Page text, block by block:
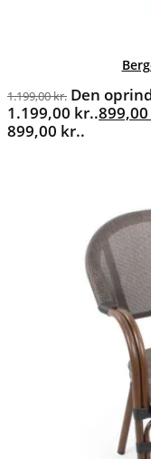
1.199,00kr. Den
1.199,00 kr..899,00
899,00 kr..